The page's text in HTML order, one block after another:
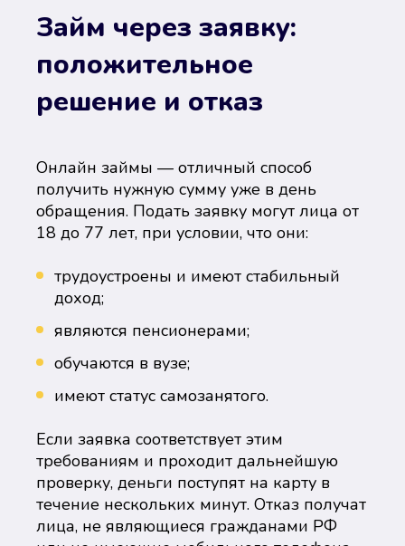
Займ через заявку:
положительное
решение и отказ
Онлайн займы — отличный способ
получить нужную сумму уже в день
обращения. Подать заявку могут лица от
18 до 77 лет, при условии, что они:
трудоустроены и имеют стабильный
доход;
являются пенсионерами;
обучаются в вузе;
имеют статус самозанятого.
Если заявка соответствует этим
требованиям и проходит дальнейшую
проверку, деньги поступят на карту в
течение нескольких минут. Отказ получат
лица, не являющиеся гражданами РФ